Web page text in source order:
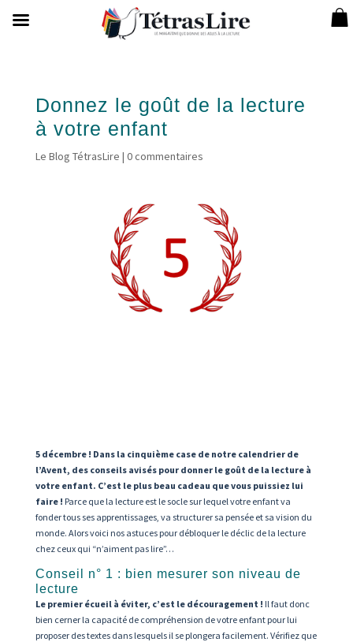
Donnez le goût de la lecture
à votre enfant
Le Blog TétrasLire | 0 commentaires
5 décembre ! Dans la cinquième case de notre calendrier de
l’Avent, des conseils avisés pour donner le goût de la lecture à
votre enfant. C’est le plus beau cadeau que vous puissiez lui
faire ! Parce que la lecture est le socle sur lequel votre enfant va
fonder tous ses apprentissages, va structurer sa pensée et sa vision du
monde. Alors voici nos astuces pour débloquer le déclic de la lecture
chez ceux qui “n’aiment pas lire”…
Conseil n° 1 : bien mesurer son niveau de
lecture
Le premier écueil à éviter, c’est le découragement ! Il faut donc
bien cerner la capacité de compréhension de votre enfant pour lui
proposer des textes dans lesquels il se plongera facilement. Vérifiez que